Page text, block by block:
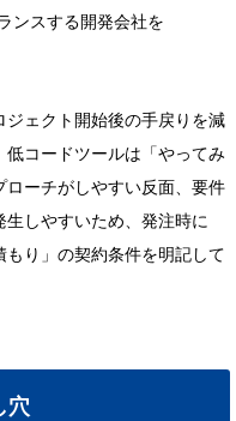
ンスする開発会社を
ジェクト開始後の手戻りを減
コードツールは「やってみ
ーチがしやすい反面、要件
しやすいため、発注時に
もり」の契約条件を明記して
穴